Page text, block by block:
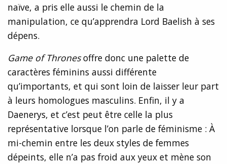
naïve, a pris elle aussi le chemin de la
manipulation, ce qu’apprendra Lord Baelish à ses
dépens.
Game of Thronesoffre donc une palette de
caractères féminins aussi différente
qu’importants, et qui sont loin de laisser leur part
à leurs homologues masculins. Enfin, il y a
Daenerys, et c’est peut être celle la plus
représentative lorsque l’on parle de féminisme : À
mi-chemin entre les deux styles de femmes
dépeints, elle n’a pas froid aux yeux et mène son